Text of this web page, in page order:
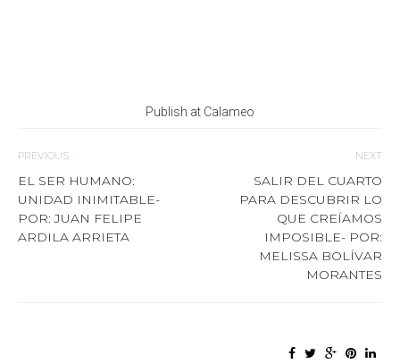
Publish at Calameo
PREVIOUS
EL SER HUMANO:
UNIDAD INIMITABLE-
POR: JUAN FELIPE
ARDILA ARRIETA
NEXT
SALIR DEL CUARTO
PARA DESCUBRIR LO
QUE CREÍAMOS
IMPOSIBLE- POR:
MELISSA BOLÍVAR
MORANTES